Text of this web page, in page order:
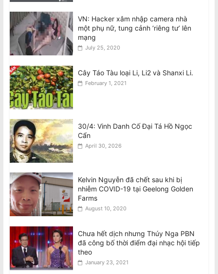
Việt Nam bị cáo buộc tái diễn chiến
dịch đàn áp giới cầm bút sau vụ bắt
giữ tác giả
August 9, 2026
VN: Hacker xâm nhập camera nhà
một phụ nữ, tung cảnh ‘riêng tư’ lên
mạng
July 25, 2020
Cây Táo Tàu loại Li, Li2 và Shanxi Li.
February 1, 2021
30/4: Vinh Danh Cố Đại Tá Hồ Ngọc
Cẩn
April 30, 2026
Kelvin Nguyễn đã chết sau khi bị
nhiễm COVID-19 tại Geelong Golden
Farms
August 10, 2020
Chưa hết dịch nhưng Thúy Nga PBN
đã công bố thời điểm đại nhạc hội tiếp
theo
January 23, 2021